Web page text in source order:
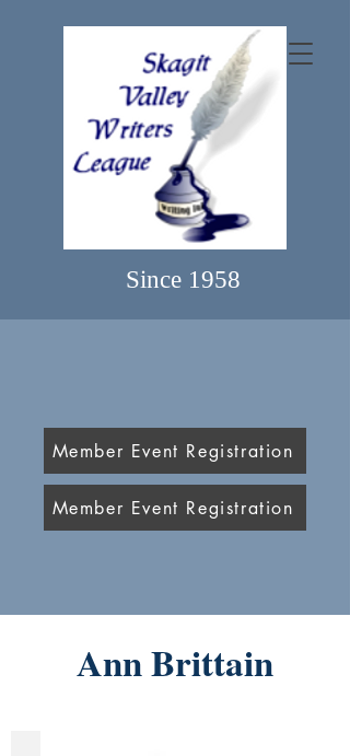
Since 1958
Member Event Registration
Member Event Registration
Ann Brittain